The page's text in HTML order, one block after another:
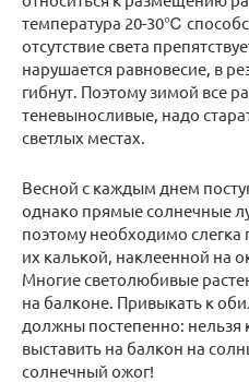
температура 20-30℃
отсутствие света
нарушается равновесие, в
гибнут. Поэтому зимой все
теневыносливые, надо
светлых местах.
Весной с каждым днем
однако прямые солнечные
поэтому необходимо
их калькой, наклеенной на
Многие светолюбивые
на балконе. Привыкать к
должны постепенно: нельзя
выставить на балкон на
солнечный ожог!